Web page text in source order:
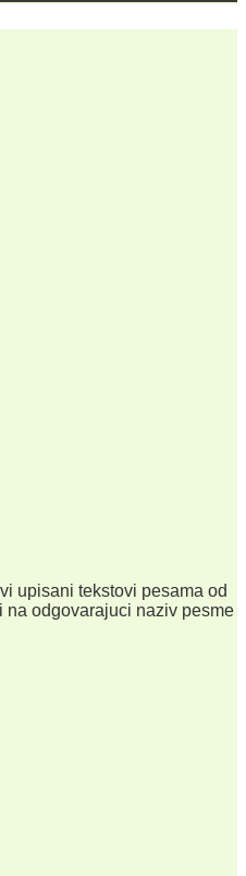
upisani tekstovi pesama od
na odgovarajuci naziv pesme